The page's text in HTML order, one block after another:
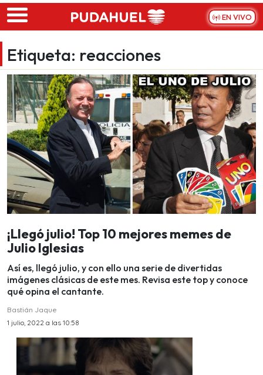
Skip to main content
EN VIVO
Etiqueta: reacciones
¡Llegó julio! Top 10 mejores memes de
Julio Iglesias
Así es, llegó julio, y con ello una serie de divertidas
imágenes clásicas de este mes. Revisa este top y conoce
qué opina el cantante.
Bastián Jaque
1 julio, 2022 a las 10:58